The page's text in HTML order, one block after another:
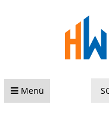
Menü